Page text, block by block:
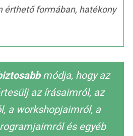
érthető formában, hatékony
módja, hogy az
az írásaimról, az
a workshopjaimról, a
és egyéb